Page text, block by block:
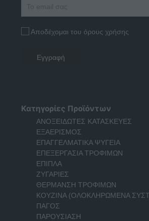
Αποδέχομαι του όρους χρήσης
Κατηγορίες Προϊόντων
ΑΝΟΞΕΙΔΩΤΕΣ ΚΑΤΑΣΚΕΥΕΣ
ΕΞΑΕΡΙΣΜΟΣ
ΕΠΑΓΓΕΛΜΑΤΙΚΑ ΨΥΓΕΙΑ
ΕΠΕΞΕΡΓΑΣΙΑ ΤΡΟΦΙΜΩΝ
ΕΠΙΠΛΑ
ΖΥΓΑΡΙΕΣ
ΘΕΡΜΑΝΣΗ ΤΡΟΦΙΜΩΝ
ΚΟΥΖΙΝΑ (ΟΛΟΚΛΗΡΩΜΕΝΑ
ΠΑΓΟΣ
ΠΑΡΟΥΣΙΑΣΗ